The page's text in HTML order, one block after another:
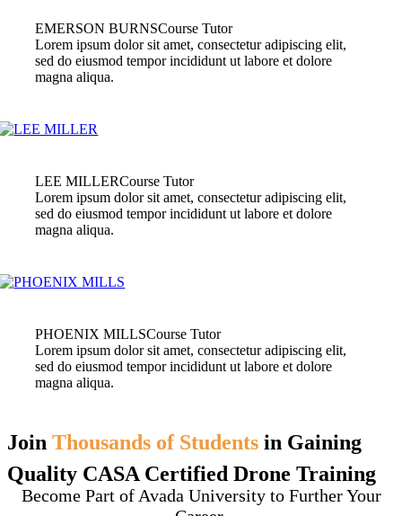
EMERSON BURNSCourse Tutor
Lorem ipsum dolor sit amet, consectetur adipiscing elit,
sed do eiusmod tempor incididunt ut labore et dolore
magna aliqua.
LEE MILLERCourse Tutor
Lorem ipsum dolor sit amet, consectetur adipiscing elit,
sed do eiusmod tempor incididunt ut labore et dolore
magna aliqua.
PHOENIX MILLSCourse Tutor
Lorem ipsum dolor sit amet, consectetur adipiscing elit,
sed do eiusmod tempor incididunt ut labore et dolore
magna aliqua.
Join Thousands of Students in Gaining
Quality CASA Certified Drone Training
Become Part of Avada University to Further Your